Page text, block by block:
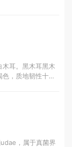
耳。黑木耳黑木
色，质地韧性十
，属于真菌界